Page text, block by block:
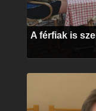
A férfiak is